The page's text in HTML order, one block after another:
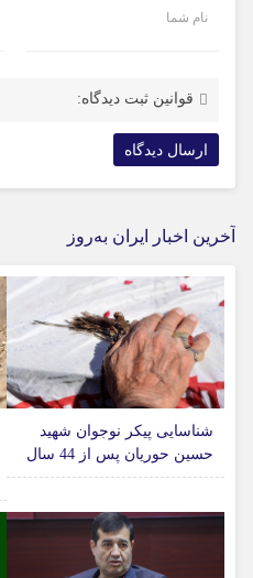
نام شما
قوانین ثبت دیدگاه:
آخرین اخبار ایران به‌روز
شناسایی پیکر نوجوان شهید
حسین حوریان پس از 44 سال